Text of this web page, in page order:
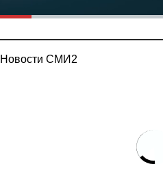
Новости СМИ2